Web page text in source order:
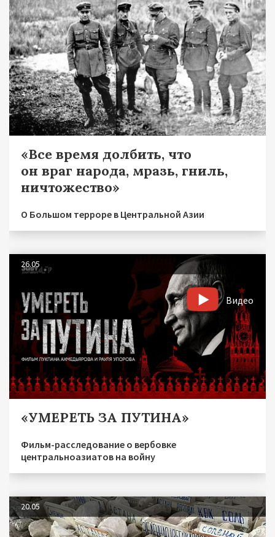
«Все время долбить, что
он враг народа, мразь, гниль,
ничтожество»
О Большом терроре в Центральной Азии
26.05
Видео
«УМЕРЕТЬ ЗА ПУТИНА»
Фильм-расследование о вербовке
центральноазиатов на войну
20.05